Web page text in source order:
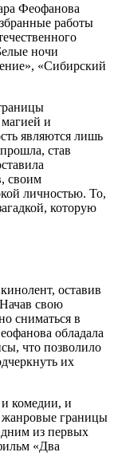
Феофанова
работы
ночи
«Сибирский
и
являются лишь
став
своим
личностью. То,
которую
оставив
свою
сниматься в
обладала
что позволило
их
комедии, и
жанровые границы
из первых
«Два